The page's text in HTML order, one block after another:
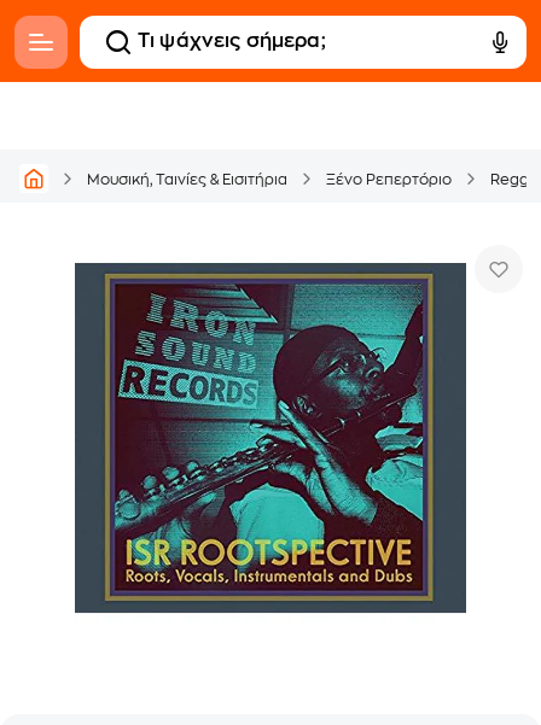
Μουσική, Ταινίες & Εισιτήρια Ξένο Ρεπερτόριο